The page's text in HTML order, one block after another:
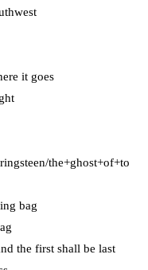
it goes
the+ghost+of+to
bag
the first shall be last